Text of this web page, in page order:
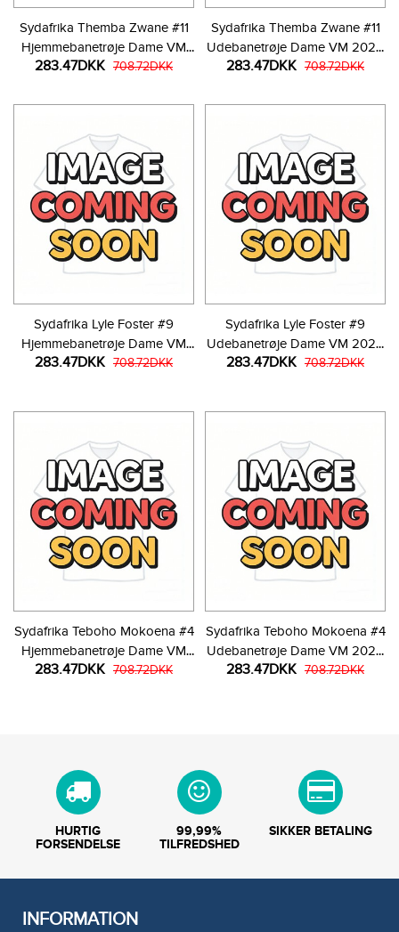
Sydafrika Themba Zwane #11
Hjemmebanetrøje Dame VM
2026 Kortærmet
283.47DKK 708.72DKK
Sydafrika Themba Zwane #11
Udebanetrøje Dame VM 2026
Kortærmet
283.47DKK 708.72DKK
Sydafrika Lyle Foster #9
Hjemmebanetrøje Dame VM
2026 Kortærmet
283.47DKK 708.72DKK
Sydafrika Lyle Foster #9
Udebanetrøje Dame VM 2026
Kortærmet
283.47DKK 708.72DKK
Sydafrika Teboho Mokoena #4
Hjemmebanetrøje Dame VM
2026 Kortærmet
283.47DKK 708.72DKK
Sydafrika Teboho Mokoena #4
Udebanetrøje Dame VM 2026
Kortærmet
283.47DKK 708.72DKK
HURTIG
FORSENDELSE
99,99%
TILFREDSHED
SIKKER BETALING
INFORMATION